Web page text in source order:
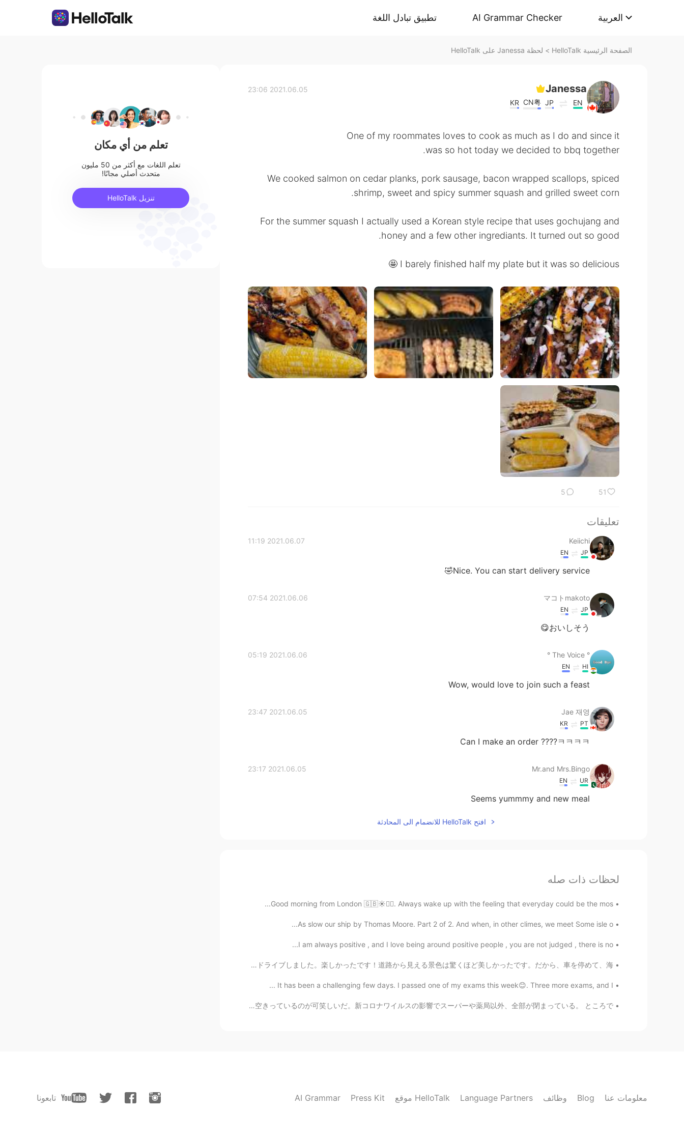
تطبيق تبادل اللغة AI Grammar Checker العربية
الصفحة الرئيسية HelloTalk > لحظة Janessa على HelloTalk
Janessa
EN
JP
CN粤
KR
2021.06.05 23:06
One of my roommates loves to cook as much as I do and since it
was so hot today we decided to bbq together.
We cooked salmon on cedar planks, pork sausage, bacon wrapped scallops, spiced
shrimp, sweet and spicy summer squash and grilled sweet corn.
For the summer squash I actually used a Korean style recipe that uses gochujang and
honey and a few other ingrediants. It turned out so good.
I barely finished half my plate but it was so delicious 🤩
51
5
تعليقات
Keiichi
2021.06.07 11:19
JP
EN
Nice. You can start delivery service🤣
マコトmakoto
2021.06.06 07:54
JP
EN
おいしそう😋
° The Voice °
2021.06.06 05:19
HI
EN
Wow, would love to join such a feast
Jae 재영
2021.06.05 23:47
PT
KR
Can I make an order ????ㅋㅋㅋㅋ
Mr.and Mrs.Bingo
2021.06.05 23:17
UR
EN
Seems yummmy and new meal
افتح HelloTalk للانضمام الى المحادثة
لحظات ذات صله
Good morning from London 🇬🇧☀️🙋‍♀️. Always wake up with the feeling that everyday could be the mos...
As slow our ship by Thomas Moore. Part 2 of 2. And when, in other climes, we meet Some isle o...
I am always positive , and I love being around positive people , you are not judged , there is no...
幸せなことに、今日の天気は久しぶりに晴れました。☀️ 仕事の前に、音楽を聴きながら海岸沿いをドライブしました。楽しかったです！道路から見える景色は驚くほど美しかったです。だから、車を停めて、海...
It has been a challenging few days. I passed one of my exams this week😊. Three more exams, and I ...
住んでいる町は田舎に位置しているだから人がいつも少ないなのに、真ん中には誰もいないしそんなに空きっているのが可笑しいだ。新コロナワイルスの影響でスーパーや薬局以外、全部が閉まっている。 ところで...
تعلم من أي مكان
تعلم اللغات مع أكثر من 50 مليون
متحدث أصلي مجانًا!
تنزيل HelloTalk
تابعونا AI Grammar Press Kit موقع HelloTalk Language Partners وظائف Blog معلومات عنا